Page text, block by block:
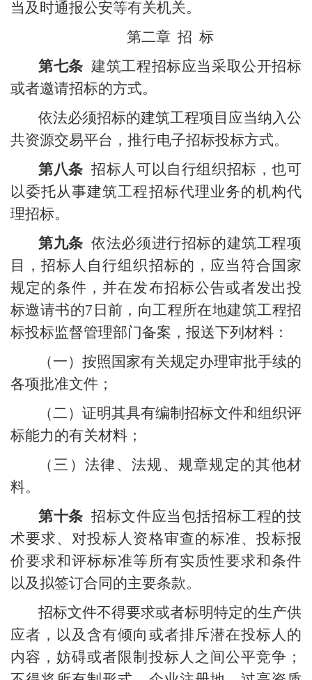
当及时通报公安等有关机关。
第二章 招 标
第七条 建筑工程招标应当采取公开招标
或者邀请招标的方式。
依法必须招标的建筑工程项目应当纳入公
共资源交易平台，推行电子招标投标方式。
第八条 招标人可以自行组织招标，也可
以委托从事建筑工程招标代理业务的机构代
理招标。
第九条 依法必须进行招标的建筑工程项
目，招标人自行组织招标的，应当符合国家
规定的条件，并在发布招标公告或者发出投
标邀请书的7 日前，向工程所在地建筑工程招
标投标监督管理部门备案，报送下列材料：
（一）按照国家有关规定办理审批手续的
各项批准文件；
（二）证明其具有编制招标文件和组织评
标能力的有关材料；
（三）法律、法规、规章规定的其他材
料。
第十条 招标文件应当包括招标工程的技
术要求、对投标人资格审查的标准、投标报
价要求和评标标准等所有实质性要求和条件
以及拟签订合同的主要条款。
招标文件不得要求或者标明特定的生产供
应者，以及含有倾向或者排斥潜在投标人的
内容，妨碍或者限制投标人之间公平竞争；